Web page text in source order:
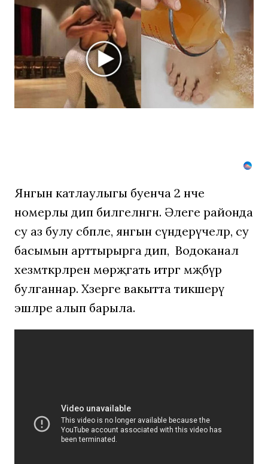
пару
секунд,
но
вы
будете
в
шоке
Янгын катлаулыгы буенча 2 нче
номерлы дип билгеләнгән. Әлеге районда
су аз булу сәбәпле, янгын сүндерүчеләр, су
басымын арттырырга дип, Водоканал
хезмәткәрләренә мөрәҗәгать итәргә мәҗбүр
булганнар. Хәзерге вакытта тикшерү
эшләре алып барыла.